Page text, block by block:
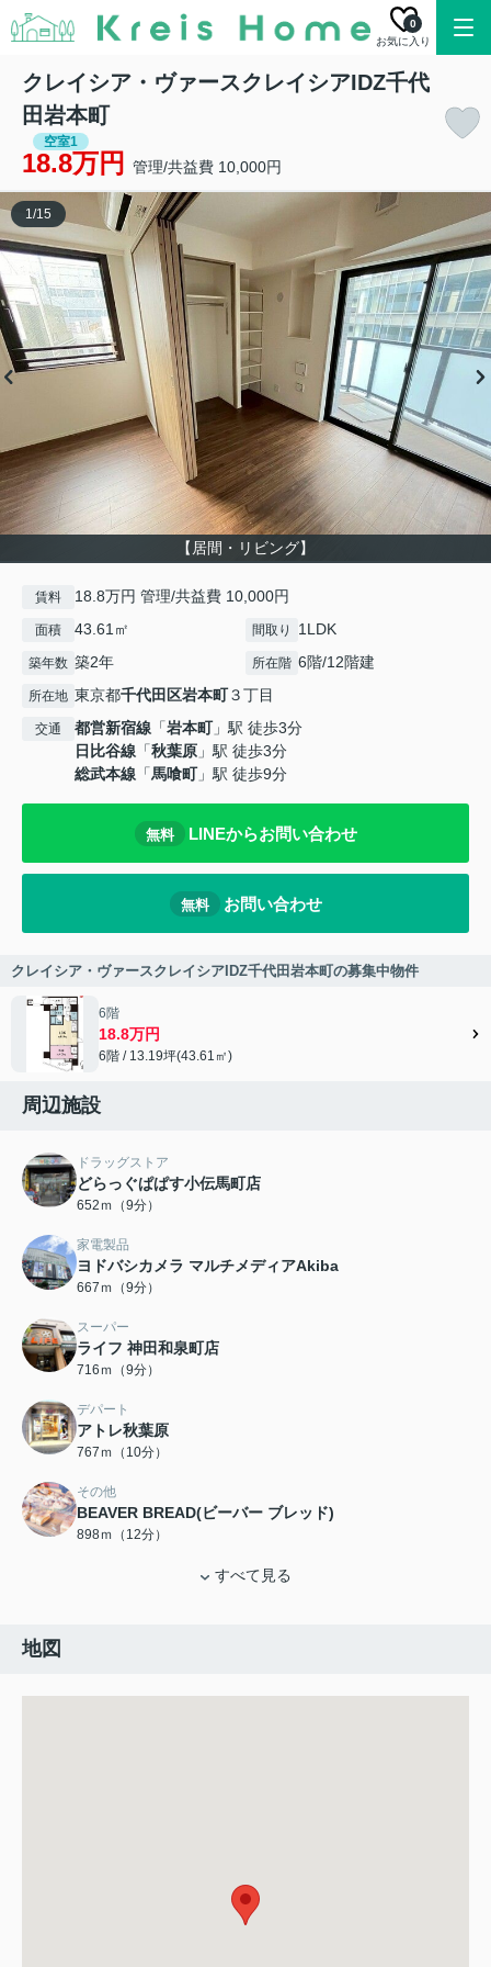
お気に入り
0
クレイシア・ヴァースクレイシアIDZ千代
田岩本町
空室1
18.8万円 管理/共益費 10,000円
【居間・リビング】
1/15
賃料 18.8万円 管理/共益費 10,000円
面積 43.61㎡ 間取り 1LDK
築年数 築2年 所在階 6階/12階建
所在地 東京都千代田区岩本町３丁目
交通 都営新宿線 「岩本町」駅 徒歩3分
日比谷線 「秋葉原 」駅 徒歩3分
総武本線 「馬喰町」駅 徒歩9分
無料 LINEからお問い合わせ
無料 お問い合わせ
クレイシア・ヴァースクレイシアIDZ千代田岩本町の募集中物件
6階
18.8万円
6階 / 13.19坪(43.61㎡)
周辺施設
ドラッグストア
どらっぐぱぱす小伝馬町店
652ｍ（9分）
家電製品
ヨドバシカメラ マルチメディアAkiba
667ｍ（9分）
スーパー
ライフ 神田和泉町店
716ｍ（9分）
デパート
アトレ秋葉原
767ｍ（10分）
その他
BEAVER BREAD(ビーバー ブレッド)
898ｍ（12分）
すべて見る
地図